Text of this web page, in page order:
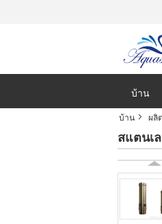
บ้าน
บ้าน ผลิ
สแตนเ